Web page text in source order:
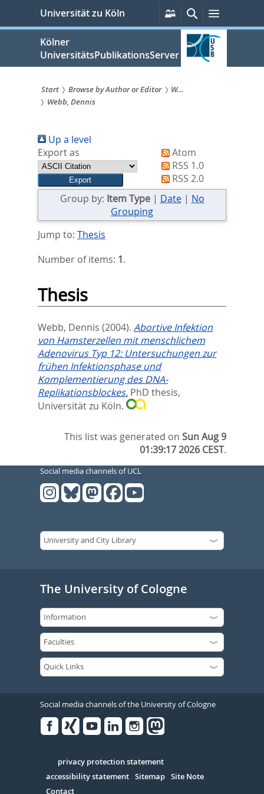
springen
Universität zu Köln
Persönliche
Services
SucheMenü
Kölner
UniversitätsPublikationsServer
Sie
sind
hier:
Start Browse by Author or Editor
W...
Webb, Dennis
Up a level
Export as
Atom
RSS 1.0
RSS 2.0
Group by: Item Type| Date| No
Grouping
Jump to: Thesis
Number of items: 1.
Thesis
Webb, Dennis (2004). Abortive Infektion
von Hamsterzellen mit menschlichem
Adenovirus Typ 12: Untersuchungen zur
frühen Infektionsphase und
Komplementierung des DNA-
Replikationsblockes. PhD thesis,
Universität zu Köln.
This list was generated onSun Aug 9
01:39:17 2026 CEST.
Social media channels of UCL
The University of Cologne
Social media channels of the University of Cologne
Serivce
privacy protection statement
accessibility statement Sitemap Site Note
Contact